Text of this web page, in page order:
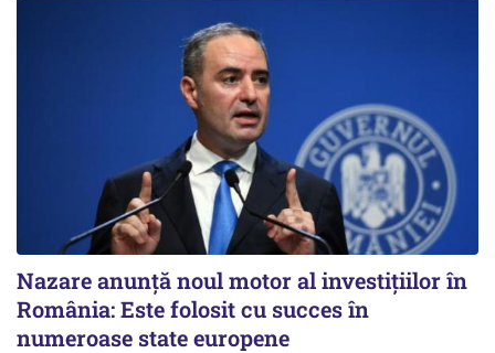
Nazare anunță noul motor al investițiilor în
România: Este folosit cu succes în
numeroase state europene